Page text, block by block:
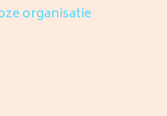
organisatie